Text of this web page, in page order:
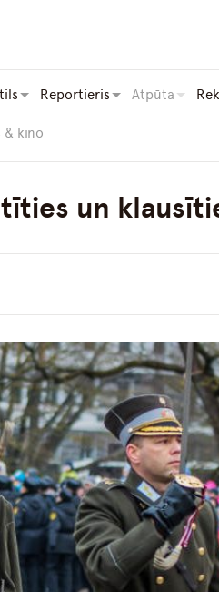
Reportieris Atpūta
& kino
un